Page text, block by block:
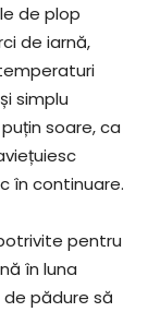
de plop
de iarnă,
simplu
soare, ca
în continuare.
pentru
în luna
pădure să